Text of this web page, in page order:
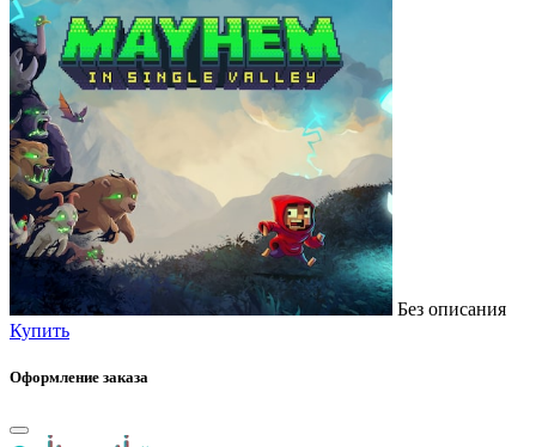
Без описания
Купить
Оформление заказа